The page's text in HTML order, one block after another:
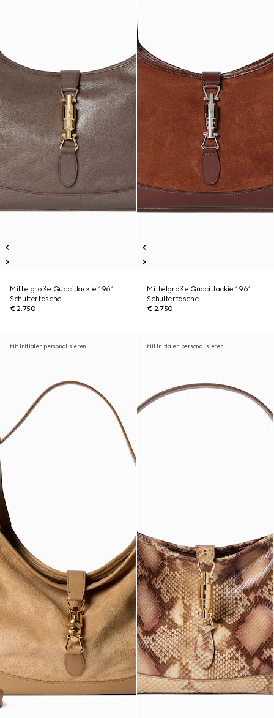
Mittelgroße Gucci Jackie 1961
Schultertasche
€ 2.750
Mittelgroße Gucci Jackie 1961
Schultertasche
€ 2.750
Mit Initialen personalisieren Mit Initialen personalisieren